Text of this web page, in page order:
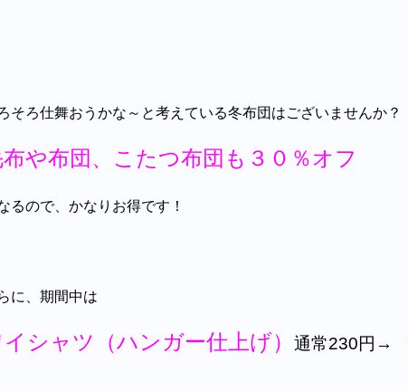
そろ仕舞おうかな～と考えている冬布団はございませんか？
や布団、こたつ布団も３０％オフ
るので、かなりお得です！
に、期間中は
イシャツ（ハンガー仕上げ）通常230円→